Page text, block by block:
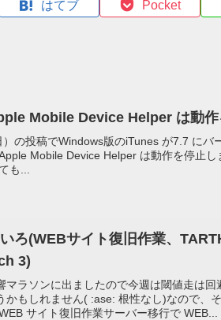
はてブ Pocket
Mobile Device Helper は動作
の投稿でWindows版のiTunes が7.7 にバ
Mobile Device Helper は動作を停止
も...
ろ(WEBサイト復旧作業、
3)
マラソンに出ましたので今週は閾値走は
かもしれません( :ase: 根性なし)なので、
サイト復旧作業サーバー移行で WEB...